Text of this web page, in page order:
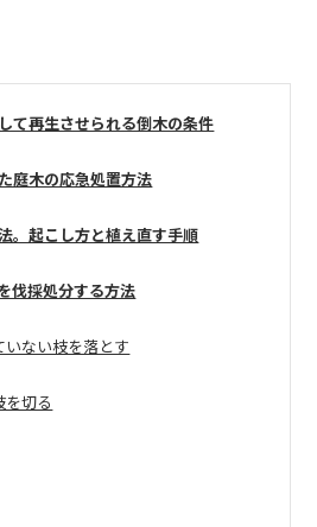
て再生させられる倒木の条件
庭木の応急処置方法
。起こし方と植え直す手順
伐採処分する方法
ない枝を落とす
を切る